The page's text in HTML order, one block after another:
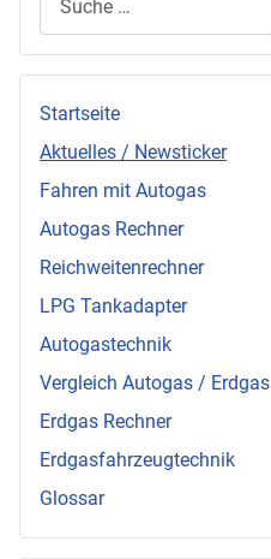
Startseite
Aktuelles / Newsticker
Fahren mit Autogas
Autogas Rechner
Reichweitenrechner
LPG Tankadapter
Autogastechnik
Vergleich Autogas / Erdgas
Erdgas Rechner
Erdgasfahrzeugtechnik
Glossar